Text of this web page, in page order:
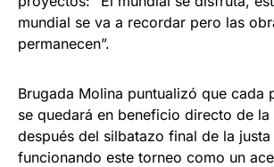
mundial se va a recordar pero las
permanecen”.
Brugada Molina puntualizó que cada
se quedará en beneficio directo de
después del silbatazo final de la
funcionando este torneo como un